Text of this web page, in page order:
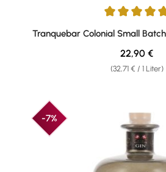
Durchschnittliche Bewertung
Tranquebar Colonial Small
(32,71 € / 1 Liter)
Regulärer
22,90 €
-7%